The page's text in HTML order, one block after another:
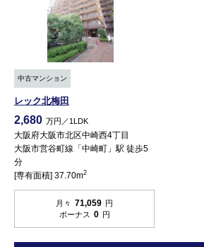
中古マンション
レック北梅田
2,680 万円／1LDK
大阪府大阪市北区中崎西4丁目
大阪市営谷町線「中崎町」駅 徒歩5
分
[専有面積] 37.70m2
月々 71,059 円
ボーナス 0 円